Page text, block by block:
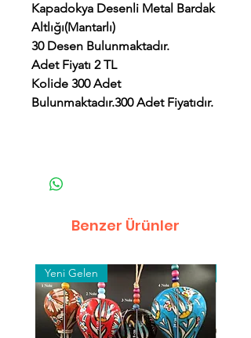
Kapadokya Desenli Metal Bardak
Altlığı(Mantarlı)
30 Desen Bulunmaktadır.
Adet Fiyatı 2 TL
Kolide 300 Adet
Bulunmaktadır.300 Adet Fiyatıdır.
Benzer Ürünler
Yeni Gelen